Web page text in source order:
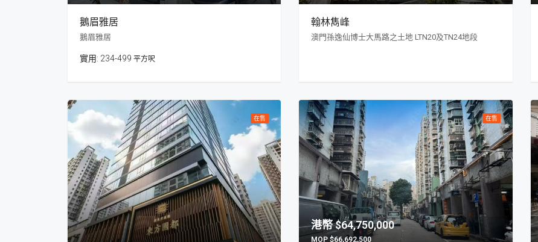
鵝眉雅居
鵝眉雅居
234-499 平方呎
翰林雋峰
澳門孫逸仙博士大馬路之土地 LTN20及TN24地段
在售 在售
$64,750,000
$66,692,500